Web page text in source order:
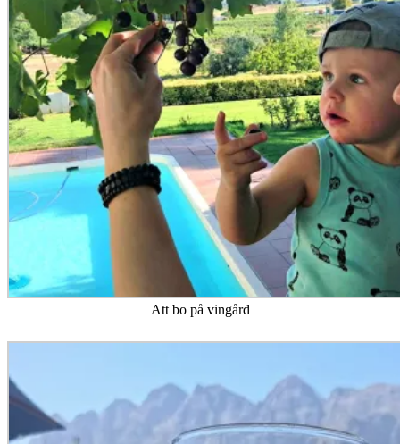
Att bo på vingård